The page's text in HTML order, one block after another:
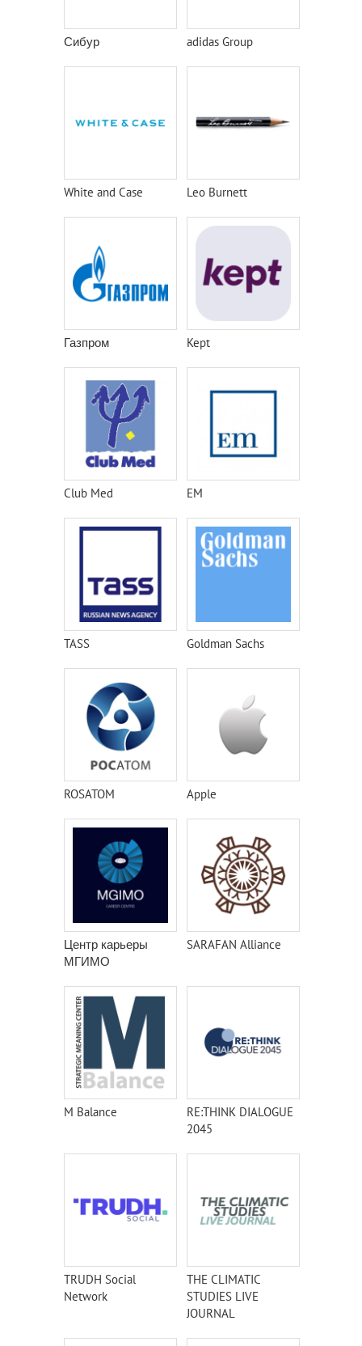
Сибур adidas Group
White and Case Leo Burnett
Газпром Kept
Club Med EM
TASS Goldman Sachs
ROSATOM Apple
Центр карьеры
МГИМО
SARAFAN Alliance
M Balance
RE:THINK DIALOGUE
2045
TRUDH Social
Network
THE CLIMATIC
STUDIES LIVE
JOURNAL